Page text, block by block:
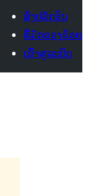
ສົ່ງປລັກອິນ
ທີ່ມັກຂອງຂ້ອຍ
ເຂົ້າສູ່ລະບົບ